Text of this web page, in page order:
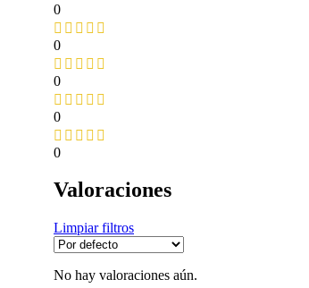
0
0
0
0
0
Valoraciones
Limpiar filtros
No hay valoraciones aún.